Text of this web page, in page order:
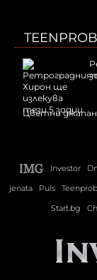
Цветни
Investor
jenata
Puls
Start.bg